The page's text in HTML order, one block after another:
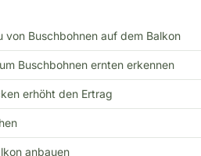
von Buschbohnen auf dem Balkon
Buschbohnen ernten erkennen
erhöht den Ertrag
anbauen